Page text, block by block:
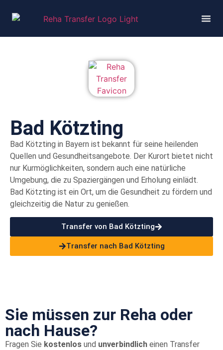
Bad Kötzting
Bad Kötzting in Bayern ist bekannt für seine heilenden
Quellen und Gesundheitsangebote. Der Kurort bietet nicht
nur Kurmöglichkeiten, sondern auch eine natürliche
Umgebung, die zu Spaziergängen und Erholung einlädt.
Bad Kötzting ist ein Ort, um die Gesundheit zu fördern und
gleichzeitig die Natur zu genießen.
Transfer von Bad Kötzting
Transfer nach Bad Kötzting
Sie müssen zur Reha oder
nach Hause?
Fragen Sie kostenlos und unverbindlich einen Transfer